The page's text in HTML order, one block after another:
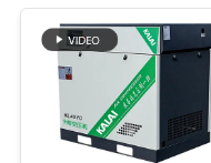
Sekrup
Minyak